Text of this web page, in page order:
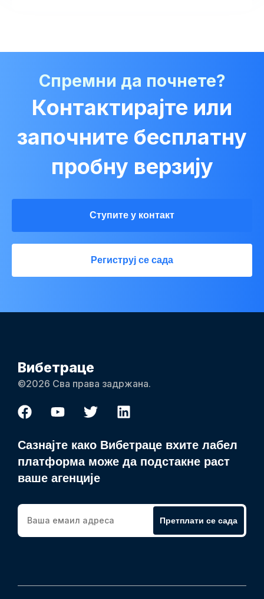
Спремни да почнете?
Контактирајте или
започните бесплатну
пробну верзију
Ступите у контакт
Региструј се сада
Вибетраце
©2026 Сва права задржана.
Сазнајте како Вибетраце вхите лабел
платформа може да подстакне раст
ваше агенције
Претплати се сада